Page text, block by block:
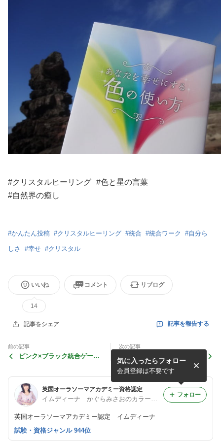
#クリスタルヒーリング #色と星の言葉
#自然界の癒し
#かんたん投稿 #クリスタルヒーリング #統合 #統合ワーク #自分ら
しさ #幸せ #クリスタル
いいね
14
コメント リブログ
記事をシェア 記事を報告する
前の記事
ピンク×ブラック統合ゲート
次の記事
アストロコスモマップ × 空
間色彩デザイン
英国オーラソーマアカデミー資格認定
イムディーナ かぐらみさおのカラーセラピー＆オーラソーマ講座
英国オーラソーマアカデミー認定 イムディーナ
気に入ったらフォロー
会員登録は不要です
フォロー
試験・資格ジャンル 944位